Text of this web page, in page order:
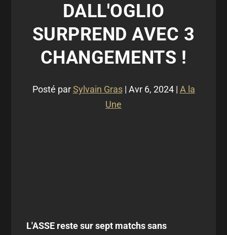
DALL'OGLIO
SURPREND AVEC 3
CHANGEMENTS !
Posté parSylvain Gras| Avr 6, 2024| A la
Une
L'ASSE reste sur sept matchs sans